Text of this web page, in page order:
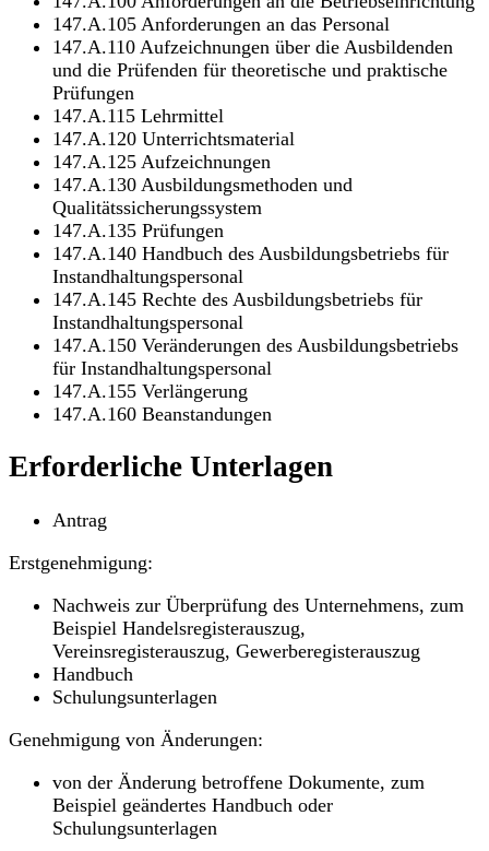
147.A.105 Anforderungen an das Personal
147.A.110 Aufzeichnungen über die Ausbildenden
und die Prüfenden für theoretische und praktische
Prüfungen
147.A.115 Lehrmittel
147.A.120 Unterrichtsmaterial
147.A.125 Aufzeichnungen
147.A.130 Ausbildungsmethoden und
Qualitätssicherungssystem
147.A.135 Prüfungen
147.A.140 Handbuch des Ausbildungsbetriebs für
Instandhaltungspersonal
147.A.145 Rechte des Ausbildungsbetriebs für
Instandhaltungspersonal
147.A.150 Veränderungen des Ausbildungsbetriebs
für Instandhaltungspersonal
147.A.155 Verlängerung
147.A.160 Beanstandungen
Erforderliche Unterlagen
Antrag
Erstgenehmigung:
Nachweis zur Überprüfung des Unternehmens, zum
Beispiel Handelsregisterauszug,
Vereinsregisterauszug, Gewerberegisterauszug
Handbuch
Schulungsunterlagen
Genehmigung von Änderungen:
von der Änderung betroffene Dokumente, zum
Beispiel geändertes Handbuch oder
Schulungsunterlagen